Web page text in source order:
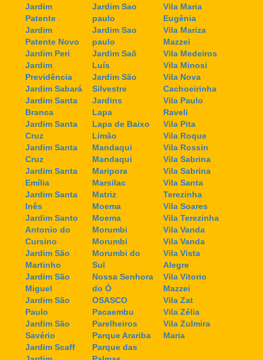
Jardim
Patente
Jardim
Patente Novo
Jardim Peri
Jardim
Previdência
Jardim Sabará
Jardim Santa
Branca
Jardim Santa
Cruz
Jardim Santa
Cruz
Jardim Santa
Emília
Jardim Santa
Inês
Jardim Santo
Antonio do
Cursino
Jardim São
Martinho
Jardim São
Miguel
Jardim São
Paulo
Jardim São
Savério
Jardim Scaff
Jardim Sao
paulo
Jardim Sao
paulo
Jardim Saõ
Luís
Jardim São
Silvestre
Jardins
Lapa
Lapa de Baixo
Limão
Mandaqui
Mandaqui
Maripora
Marsilac
Matriz
Moema
Moema
Morumbi
Morumbi
Morumbi do
Sul
Nossa Senhora
do Ó
OSASCO
Pacaembu
Parelheiros
Parque Arariba
Parque das
Vila Maria
Eugênia
Vila Mariza
Mazzei
Vila Medeiros
Vila Minosi
Vila Nova
Cachoeirinha
Vila Paulo
Raveli
Vila Pita
Vila Roque
Vila Rossin
Vila Sabrina
Vila Sabrina
Vila Santa
Terezinha
Vila Soares
Vila Terezinha
Vila Vanda
Vila Vanda
Vila Vista
Alegre
Vila Vitorio
Mazzei
Vila Zat
Vila Zélia
Vila Zulmira
Maria